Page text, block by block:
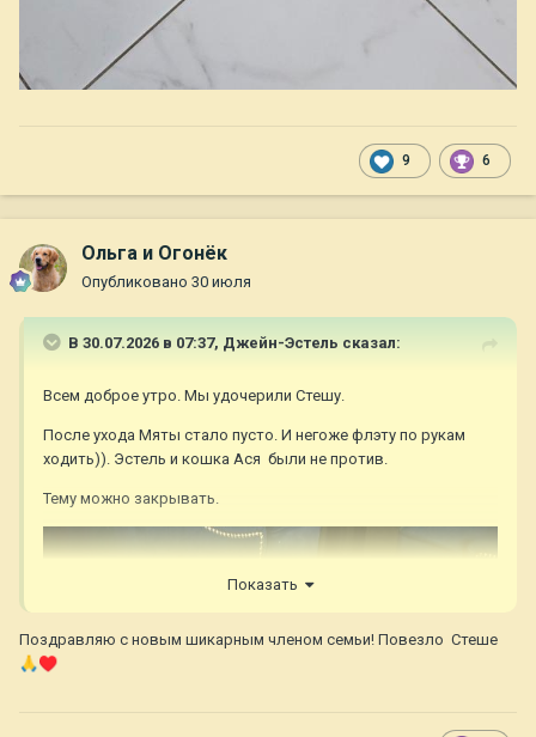
9 6
Ольга и Огонёк
Опубликовано 30 июля
В 30.07.2026 в 07:37, Джейн-Эстель сказал:
Всем доброе утро. Мы удочерили Стешу.
После ухода Мяты стало пусто. И негоже флэту по рукам
ходить)). Эстель и кошка Ася были не против.
Тему можно закрывать.
Показать
Поздравляю с новым шикарным членом семьи! Повезло Стеше
🙏♥️